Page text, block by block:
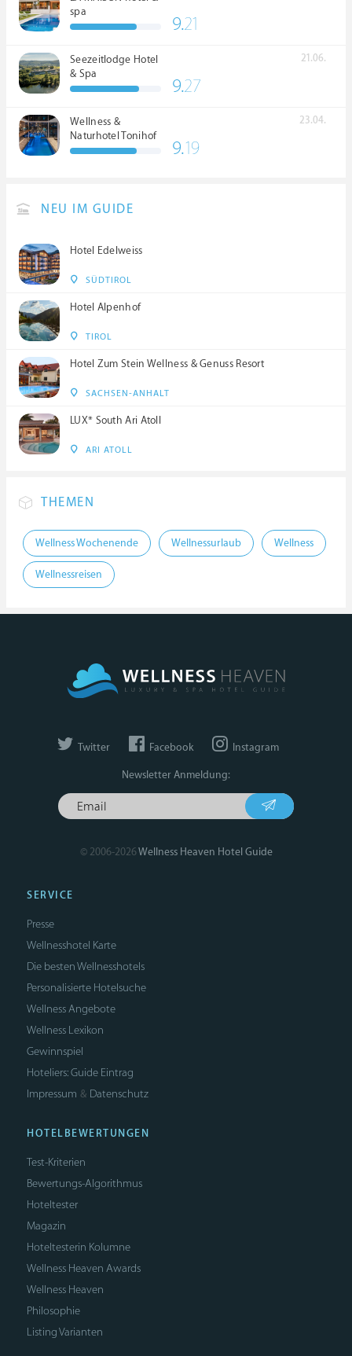
spa
9.21
Seezeitlodge Hotel
& Spa
21.06.
9.27
Wellness &
Naturhotel Tonihof
****S
23.04.
9.19
NEU IM GUIDE
Hotel Edelweiss
SÜDTIROL
Hotel Alpenhof
TIROL
Hotel Zum Stein Wellness & Genuss Resort
SACHSEN-ANHALT
LUX* South Ari Atoll
ARI ATOLL
THEMEN
Wellness Wochenende Wellnessurlaub Wellness
Wellnessreisen
Twitter Facebook Instagram
Newsletter Anmeldung:
© 2006-2026Wellness Heaven Hotel Guide
SERVICE
Presse
Wellnesshotel Karte
Die besten Wellnesshotels
Personalisierte Hotelsuche
Wellness Angebote
Wellness Lexikon
Gewinnspiel
Hoteliers: Guide Eintrag
Impressum & Datenschutz
HOTELBEWERTUNGEN
Test-Kriterien
Bewertungs-Algorithmus
Hoteltester
Magazin
Hoteltesterin Kolumne
Wellness Heaven Awards
Wellness Heaven
Philosophie
Listing Varianten